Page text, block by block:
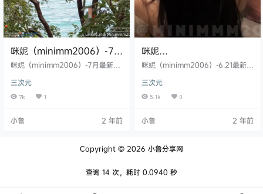
咪妮（minimm2006）-7月
最新合集[10V3.54G]
咪妮（minimm2006）-7月最新合
三次元
7k 1
小鲁 2 年前
咪妮
（minimm2006）-6.21最
咪妮（minimm2006）-6.21最新
三次元
5.1k 0
小鲁 2 年前
Copyright © 2026 小鲁分享网
查询 14 次，耗时 0.0940 秒